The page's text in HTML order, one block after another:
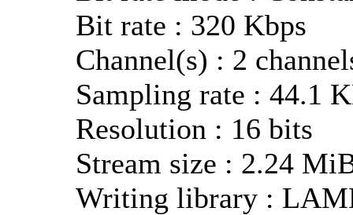
Bit rate : 320 Kbps
Channel(s) : 2
Sampling rate : 44.1
Resolution : 16 bits
Stream size : 2.24
Writing library :